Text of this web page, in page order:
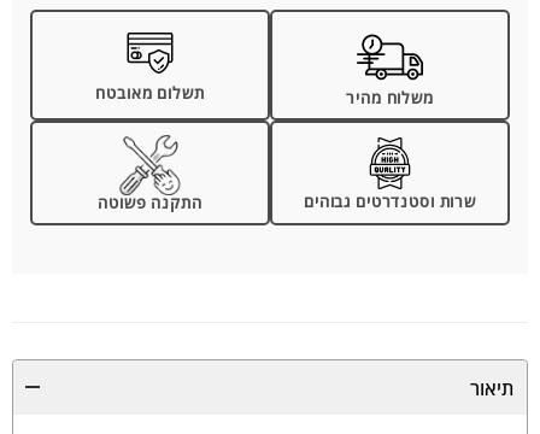
משלוח מהיר תשלום מאובטח
שרות וסטנדרטים גבוהים התקנה פשוטה
תיאור